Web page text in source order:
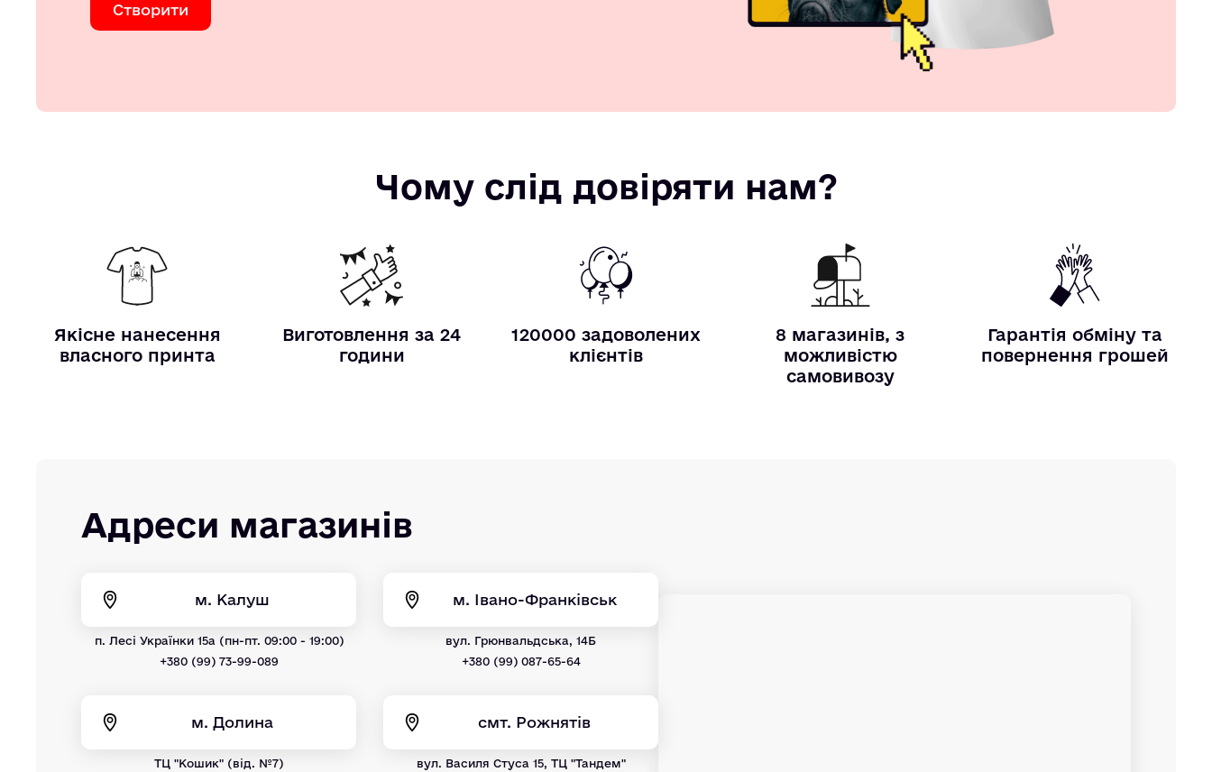
Створити
Чому слід довіряти нам?
Якісне нанесення
власного принта
Виготовлення за 24
години
120000 задоволених
клієнтів
8 магазинів, з
можливістю
самовивозу
Гарантія обміну та
повернення грошей
Адреси магазинів
м. Калуш
п. Лесі Українки 15а (пн-пт. 09:00 - 19:00)
+380 (99) 73-99-089
м. Івано-Франківськ
вул. Грюнвальдська, 14Б
+380 (99) 087-65-64
м. Долина
ТЦ "Кошик" (від. №7)
смт. Рожнятів
вул. Василя Стуса 15, ТЦ "Тандем"